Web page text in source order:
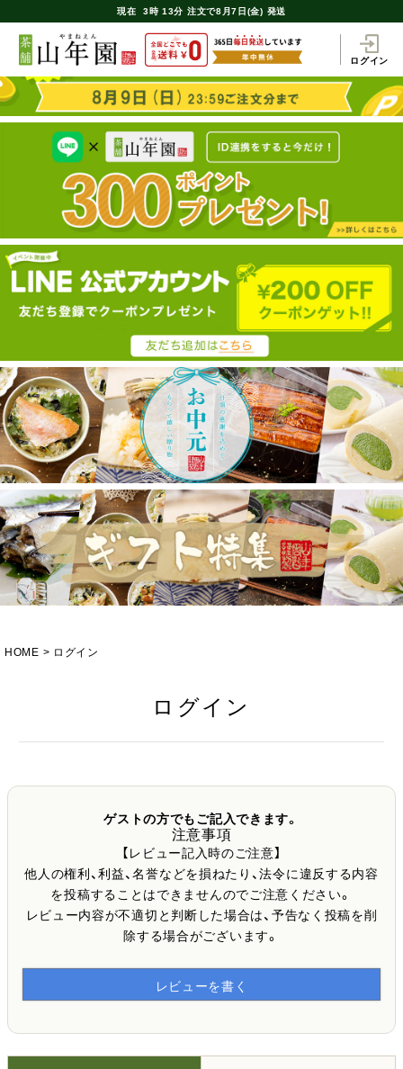
現在 3時 13分 注文で8月7日(金) 発送
ログイン
HOME ログイン
ログイン
ゲストの方でもご記入できます。
注意事項
【レビュー記入時のご注意】
他人の権利、利益、名誉などを損ねたり、法令に違反する内容
を投稿することはできませんのでご注意ください。
レビュー内容が不適切と判断した場合は、予告なく投稿を削
除する場合がございます。
レビューを書く